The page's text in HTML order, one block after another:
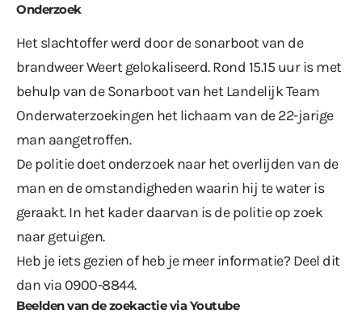
Onderzoek
Het slachtoffer werd door de sonarboot van de
brandweer Weert gelokaliseerd. Rond 15.15 uur is met
behulp van de Sonarboot van het Landelijk Team
Onderwaterzoekingen het lichaam van de 22-jarige
man aangetroffen.
De politie doet onderzoek naar het overlijden van de
man en de omstandigheden waarin hij te water is
geraakt. In het kader daarvan is de politie op zoek
naar getuigen.
Heb je iets gezien of heb je meer informatie? Deel dit
dan via 0900-8844.
Beelden van de zoekactie via Youtube